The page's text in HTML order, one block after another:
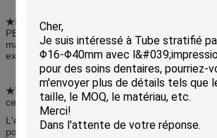
★Matériau:PET // AL // ONY // PE, OPP // AL //
PE / CPP, PET // film PE / PE / PE, etc.
matériaux stratifiés sont fournies pour répondre
exigences.
★Taille: W5mm*L5mm ~ W500mm*L600mm
ces sacs
L'équipement doit être équipé d'un dispositif de
pollution atmosphérique.